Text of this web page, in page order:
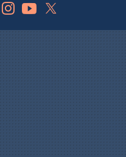
FlipboardInstagramYoutube